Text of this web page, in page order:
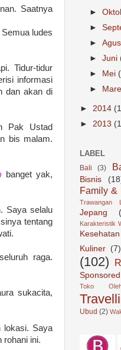
Saatnya
ludes
Tidur-tidur
informasi
dan akan di
Pak Ustad
bis malam.
banget yak,
Saya selalu
tentang
raga.
sukacita,
lokasi. Saya
rohani ini.
►
►
►
►Juni
►
Mei
►
► 2014
► 2013
LABEL
Bali (3)
Bisnis
Family &
Trawangan
Jepang
Karakteristik
Kesehatan
Kuliner (7)
(102)
Toko
Ubud (2)